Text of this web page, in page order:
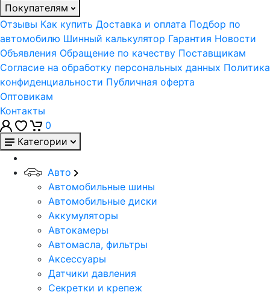
Покупателям
Отзывы Как купить Доставка и оплата Подбор по
автомобилю Шинный калькулятор Гарантия Новости
Объявления Обращение по качеству Поставщикам
Согласие на обработку персональных данных Политика
конфиденциальности Публичная оферта
Оптовикам
Контакты
0
Категории
Авто
Автомобильные шины
Автомобильные диски
Аккумуляторы
Автокамеры
Автомасла, фильтры
Аксессуары
Датчики давления
Секретки и крепеж